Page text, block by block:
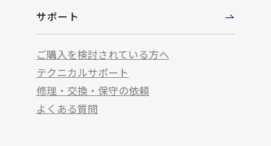
サポート
ご購入を検討されている方へ
テクニカルサポート
修理・交換・保守の依頼
よくある質問